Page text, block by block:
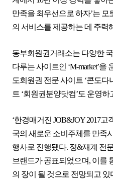
만족을 최우선으로 하자’는
의 서비스를 제공하는 데 주력
동부회원권거래소는 다양한
다루는 사이트인 ‘M-market’
도회원권 전문 사이트 ‘콘도다
트 ‘회원권분양닷컴’도 운영하
‘한경매거진 JOB&JOY 2017
국의 새로운 소비주체를 만족
행사로 진행됐다. 정&재계 전
브랜드가 공표되었으며, 이를
의 장이 될 것으로 전망되고 있